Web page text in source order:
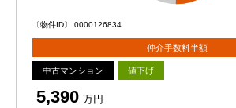
〔物件ID〕 0000126834
仲介手数料半額
中古マンション 値下げ
5,390 万円